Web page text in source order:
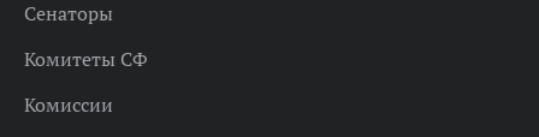
Сенаторы
Комитеты СФ
Комиссии